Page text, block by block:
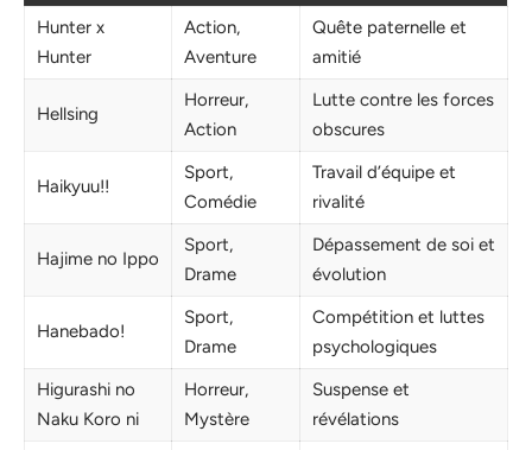
Hunter x
Hunter
Action,
Aventure
Quête paternelle et
amitié
Hellsing
Horreur,
Action
Lutte contre les forces
obscures
Haikyuu!!
Sport,
Comédie
Travail d’équipe et
rivalité
Hajime no Ippo
Sport,
Drame
Dépassement de soi et
évolution
Hanebado!
Sport,
Drame
Compétition et luttes
psychologiques
Higurashi no
Naku Koro ni
Horreur,
Mystère
Suspense et
révélations